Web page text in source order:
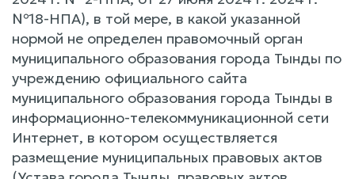
№18-НПА), в той мере, в какой указанной
нормой не определен правомочный орган
муниципального образования города Тынды по
учреждению официального сайта
муниципального образования города Тынды в
информационно-телекоммуникационной сети
Интернет, в котором осуществляется
размещение муниципальных правовых актов